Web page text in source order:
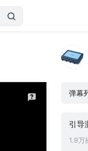
弹幕
引导
1.9万
6.引
行中
7.引
8.
9.引
油）
11.
油）
12.